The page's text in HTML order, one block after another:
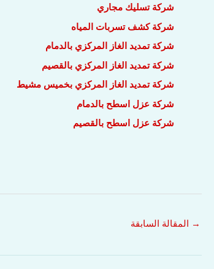
شركة تسليك مجاري
شركة كشف تسربات المياه
شركة تمديد الغاز المركزي بالدمام
شركة تمديد الغاز المركزي بالقصيم
شركة تمديد الغاز المركزي بخميس مشيط
شركة عزل اسطح بالدمام
شركة عزل اسطح بالقصيم
→ المقالة السابقة